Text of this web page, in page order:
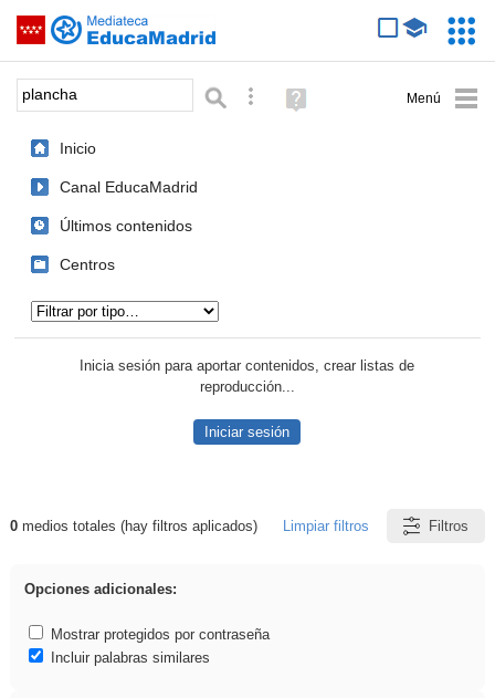
Saltar navegación
Palabra o frase: Búsqueda avanzada
Ayuda
(en
Inicio
Canal EducaMadrid
Últimos contenidos
Centros
Inicia sesión para aportar contenidos, crear listas de
reproducción...
Iniciar sesión
Resultados de: plancha
0medios totales (hay filtros aplicados) Limpiar filtros Filtros
Opciones adicionales:
Mostrar protegidos por contraseña
Incluir palabras similares